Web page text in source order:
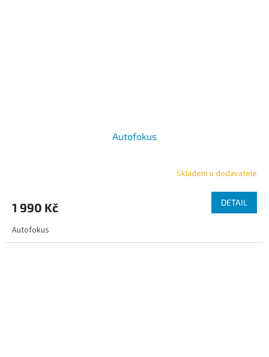
Autofokus
Skladem u dodavatele
1 990 Kč DETAIL
Autofokus